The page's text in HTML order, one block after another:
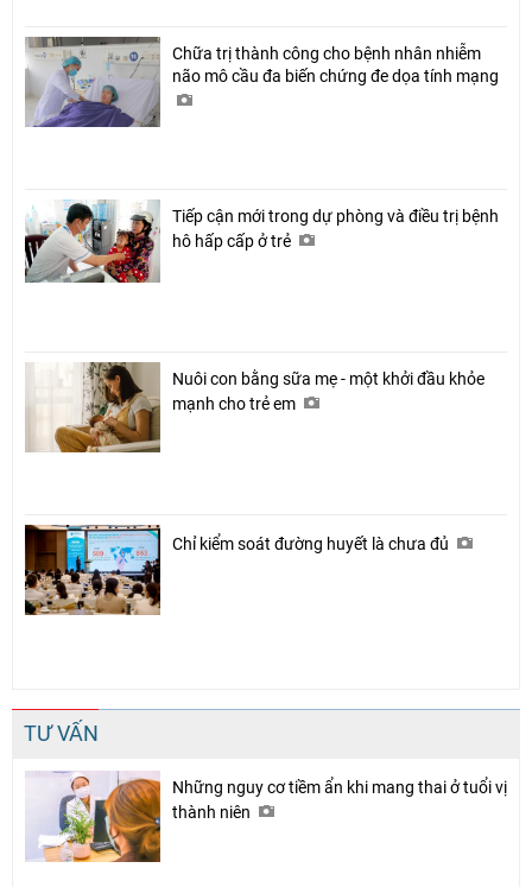
Chữa trị thành công cho bệnh nhân nhiễm
não mô cầu đa biến chứng đe dọa tính mạng
Tiếp cận mới trong dự phòng và điều trị bệnh
hô hấp cấp ở trẻ
Nuôi con bằng sữa mẹ - một khởi đầu khỏe
mạnh cho trẻ em
Chỉ kiểm soát đường huyết là chưa đủ
TƯ VẤN
Những nguy cơ tiềm ẩn khi mang thai ở tuổi vị
thành niên